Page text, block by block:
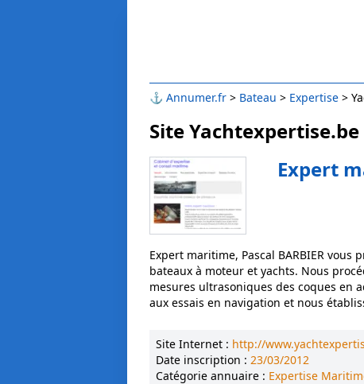
⚓ Annumer.fr Bateau Expertise
Site Yachtexpertise.be
Expert
Expert maritime, Pascal BARBIER
bateaux à moteur et yachts. Nous
mesures ultrasoniques des coques en
aux essais en navigation et nous
Site Internet : http://
Date inscription : 23/03/2012
Catégorie annuaire : Expertise